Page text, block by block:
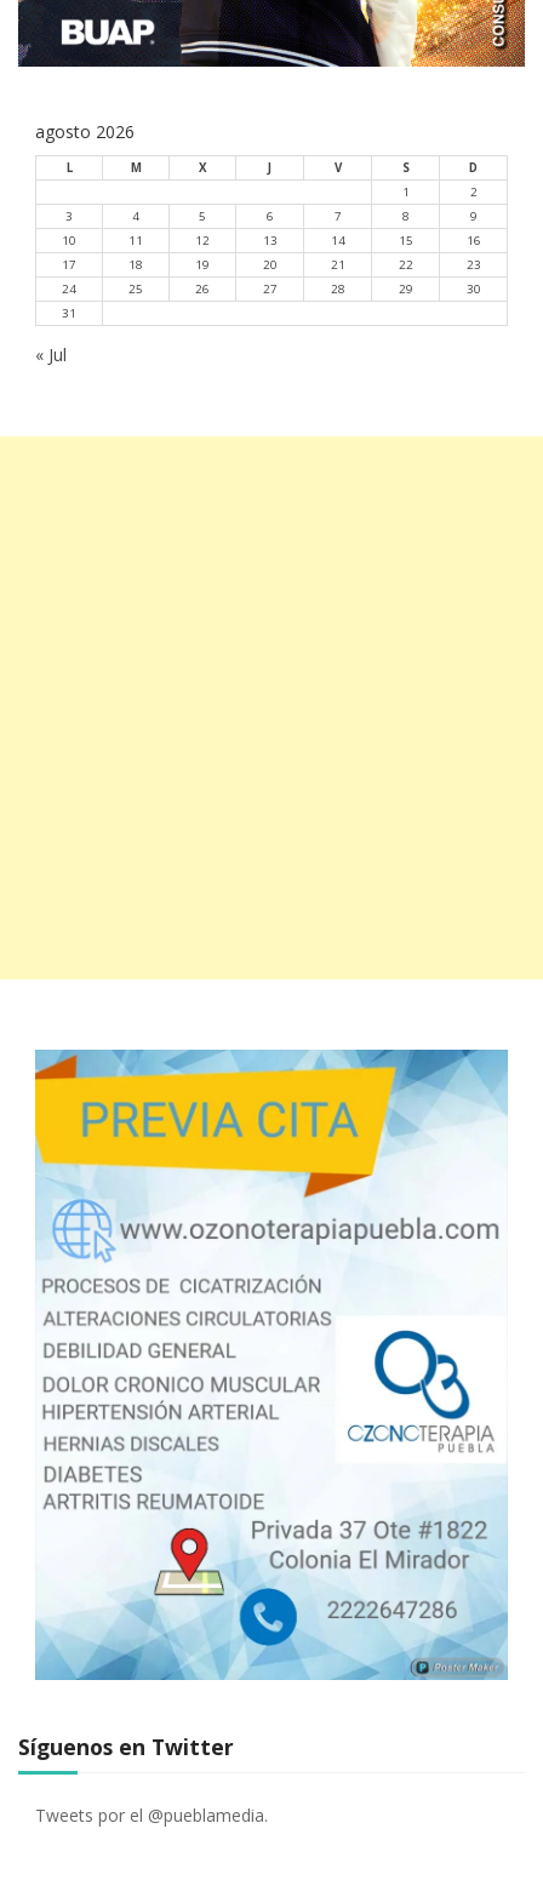
agosto 2026
L M X J V S
D
1
2
3
4 5 6 7 8
9
10
11 12 13 14 15
16
17
18 19 20 21 22
23
24
25 26 27 28 29
30
31
« Jul
Síguenos en Twitter
Tweets por el @pueblamedia.